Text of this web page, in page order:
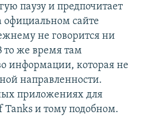
паузу и предпочитает
официальном сайте
не говорится ни
то же время там
информации, которая не
направленности.
приложениях для
и тому подобном.